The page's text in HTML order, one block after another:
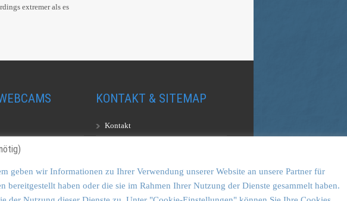
extremer als es
KONTAKT & SITEMAP
Kontakt
Vulkankultour-BUFF®
geben wir Informationen zu Ihrer Verwendung unserer Website an unsere Partner für
haben oder die sie im Rahmen Ihrer Nutzung der Dienste gesammelt haben.